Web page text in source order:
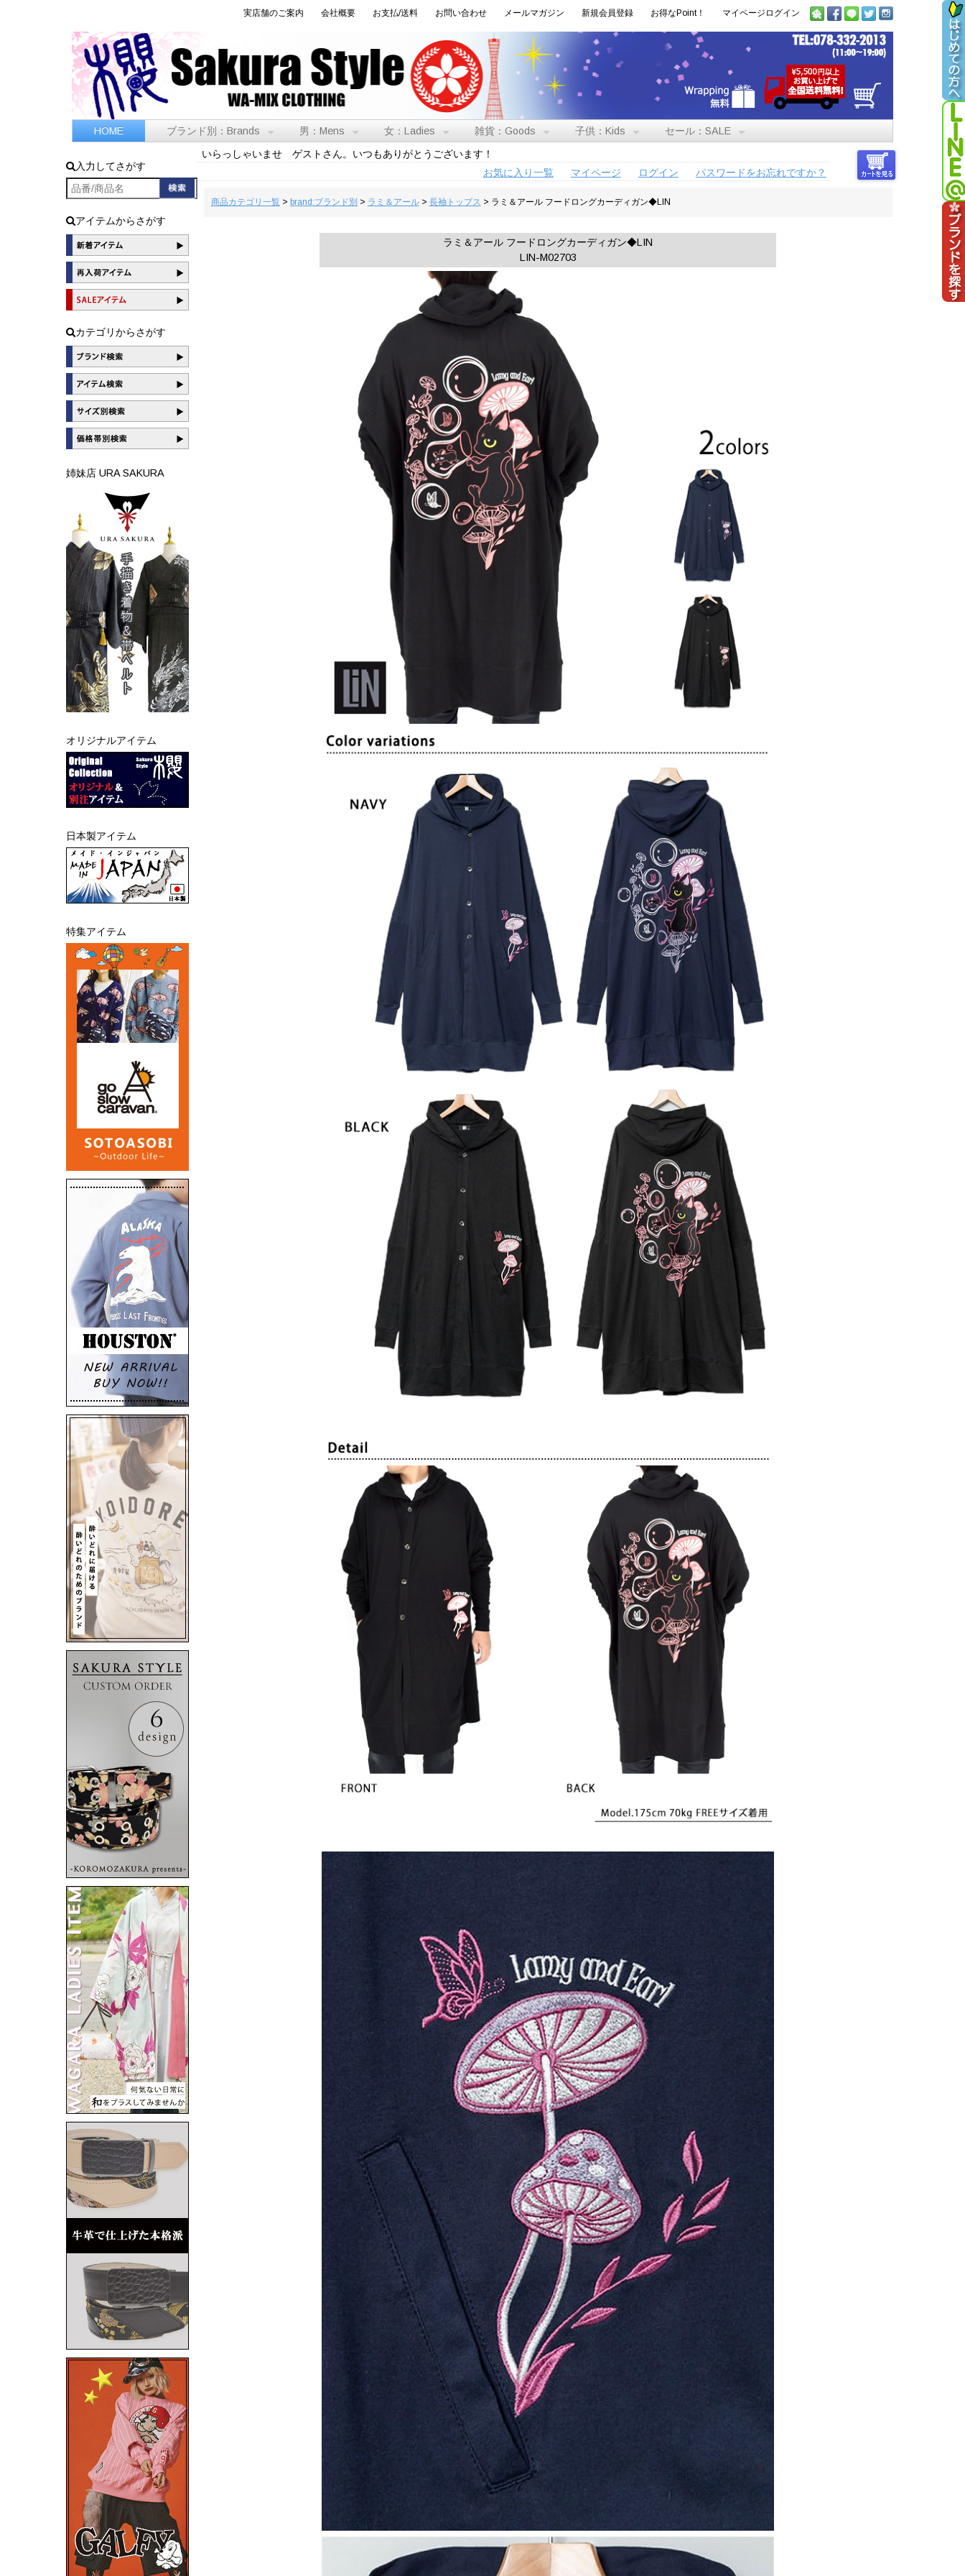
実店舗のご案内 会社概要 お支払/送料 お問い合わせ メールマガジン 新規会員登録 お得なPoint！ マイページログイン
HOME ブランド別：Brands 男：Mens 女：Ladies 雑貨：Goods 子供：Kids セール：SALE
入力してさがす
アイテムからさがす
カテゴリからさがす
姉妹店 URA SAKURA
オリジナルアイテム
日本製アイテム
特集アイテム
いらっしゃいませ ゲストさん。いつもありがとうございます！
お気に入り一覧
マイページ ログイン パスワードをお忘れですか？
商品カテゴリ一覧> brand:ブランド別 > ラミ＆アール> 長袖トップス > ラミ＆アール フードロングカーディガン◆LIN
ラミ＆アール フードロングカーディガン◆LIN
LIN-M02703